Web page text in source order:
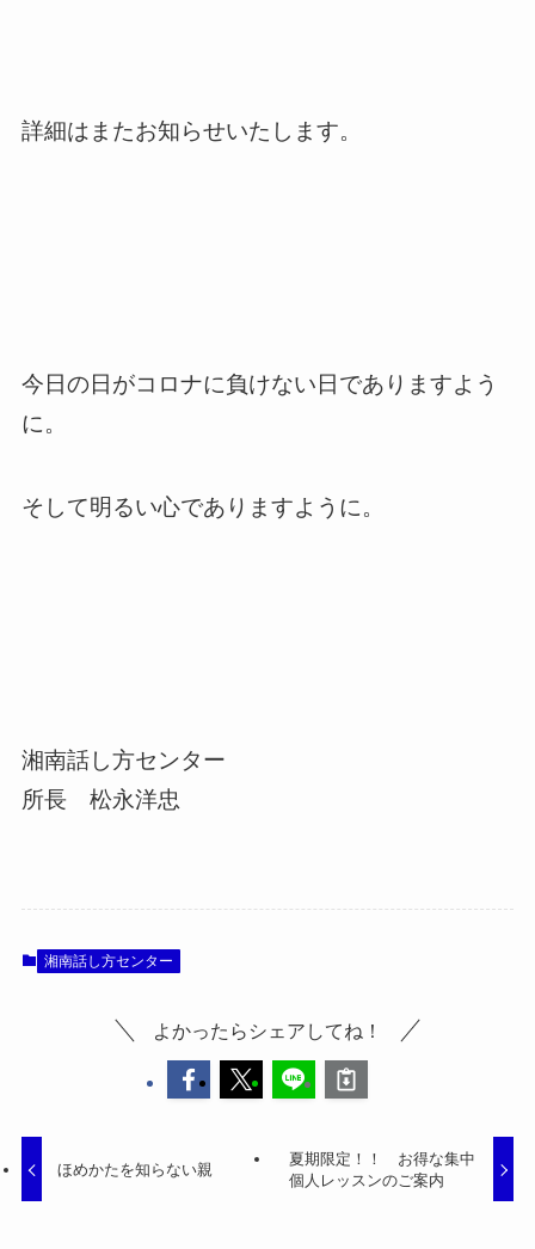
詳細はまたお知らせいたします。
今日の日がコロナに負けない日でありますよう
に。
そして明るい心でありますように。
湘南話し方センター
所長 松永洋忠
湘南話し方センター
よかったらシェアしてね！
ほめかたを知らない親
夏期限定！！ お得な集中
個人レッスンのご案内